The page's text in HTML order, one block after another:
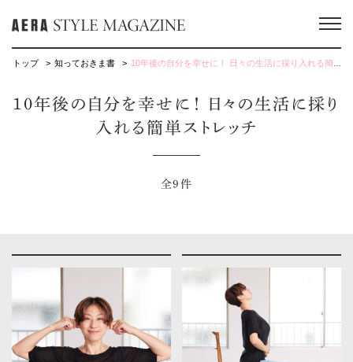
トップ 知っておきま書 10年後の自分を幸せに！ 日々の生活に採り入れる簡単ストレッチ
10年後の自分を幸せに！ 日々の生活に採り
入れる簡単ストレッチ
全9件